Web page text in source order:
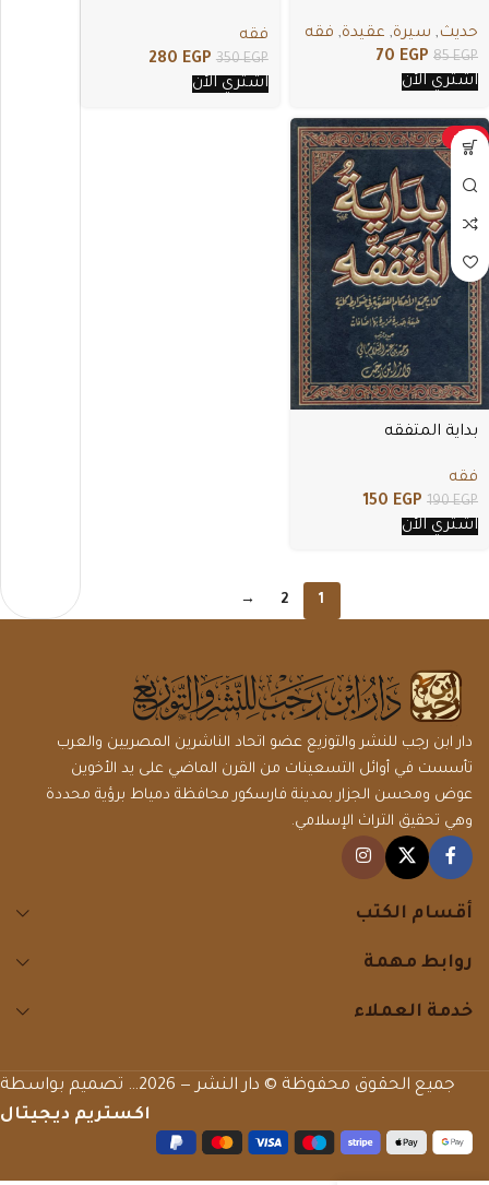
حديث, سيرة, عقيدة, فقه
85EGP
70 EGP
اشتري الأن
فقه
350EGP
280 EGP
اشتري الأن
-21%
بداية المتفقه
فقه
190EGP
150 EGP
اشتري الأن
1
2
→
دار ابن رجب للنشر والتوزيع عضو اتحاد الناشرين المصريين والعرب
تأسست في أوائل التسعينات من القرن الماضي على يد الأخوين
عوض ومحسن الجزار بمدينة فارسكور محافظة دمياط برؤية محددة
وهي تحقيق التراث الإسلامي.
أقسام الكتب
روابط مهمة
خدمة العملاء
جميع الحقوق محفوظة © دار النشر — 2026… تصميم بواسطة
اكستريم ديجيتال